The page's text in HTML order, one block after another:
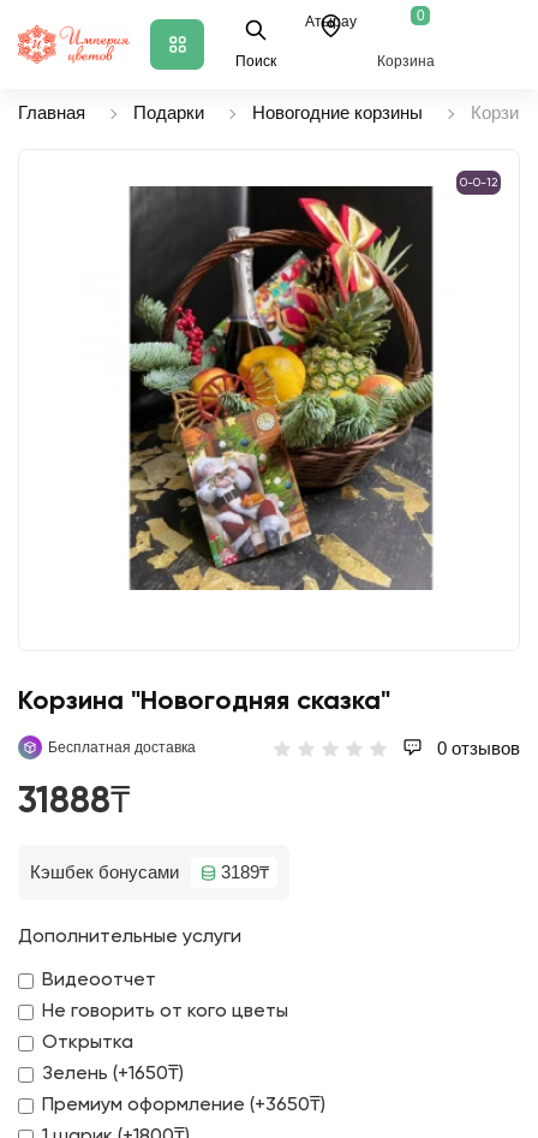
Поиск
Атырау 0
Корзина
Главная Подарки Новогодние корзины
0-0-12
Корзина "Новогодняя сказка"
Бесплатная доставка 0 отзывов
31888₸
Кэшбек бонусами 3189₸
Дополнительные услуги
Видеоотчет
Не говорить от кого цветы
Открытка
Зелень (+1650₸)
Премиум оформление (+3650₸)